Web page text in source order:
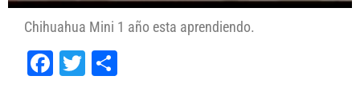
Chihuahua Mini 1 año esta aprendiendo.
Facebook
Twitter